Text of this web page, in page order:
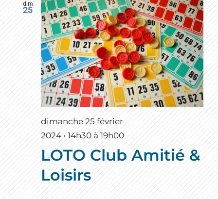
dim
25
dimanche 25 février
2024 • 14h30à 19h00
LOTO Club Amitié &
Loisirs